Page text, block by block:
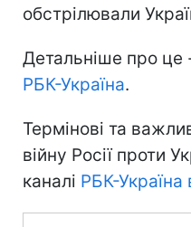
обстрілювали
Детальніше про це
РБК-Україна.
Термінові та
війну Росії проти
каналі РБК-Україна